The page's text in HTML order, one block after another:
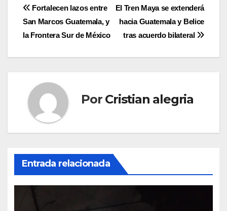
Navegación
de
entradas
El Tren Maya se extenderá
hacia Guatemala y Belice
tras acuerdo bilateral
Fortalecen lazos entre
San Marcos Guatemala, y
la Frontera Sur de México
Por Cristian alegria
Entrada relacionada